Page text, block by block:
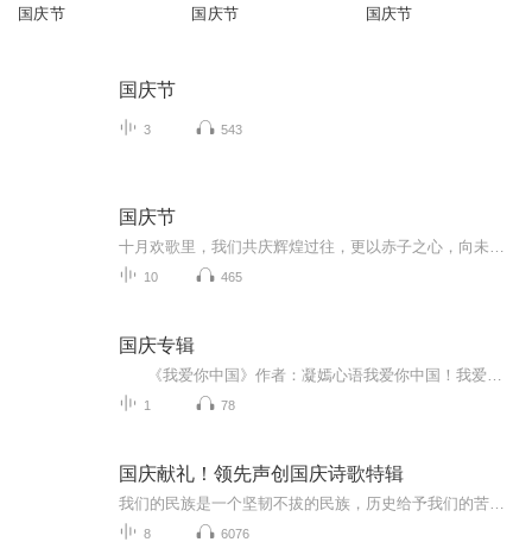
国庆节 国庆节 国庆节
国庆节
3 543
国庆节
10 465
国庆专辑
1 78
国庆献礼！领先声创国庆诗歌特辑
8 6076